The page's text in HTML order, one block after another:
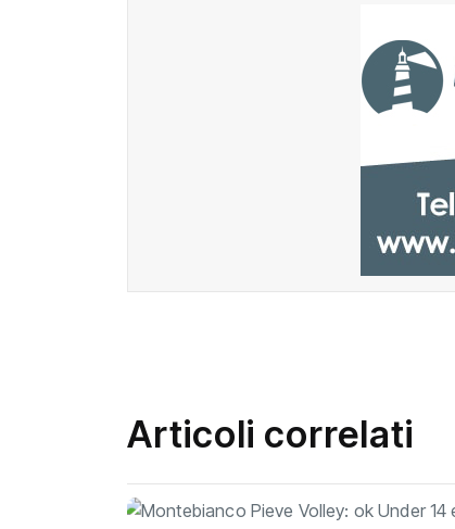
Articoli correlati